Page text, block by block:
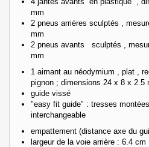
mm
2 pneus arrières sculptés ,
mm
2 pneus avants sculptés ,
mm
1 aimant au néodymium , plat ,
pignon ; dimensions 24 x 8 x 2.5
guide vissé
"easy fit guide" : tresses
interchangeable
empattement (distance axe du
largeur de la voie arrière : 6.4 cm